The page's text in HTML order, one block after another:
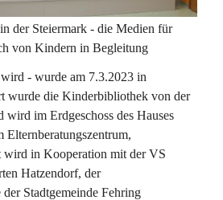
der Steiermark - die Medien für
von Kindern in Begleitung
- wurde am 7.3.2023 in
wurde die Kinderbibliothek von der
im Erdgeschoss des Hauses
Elternberatungszentrum,
wird in Kooperation mit der VS
Hatzendorf, der
Stadtgemeinde Fehring